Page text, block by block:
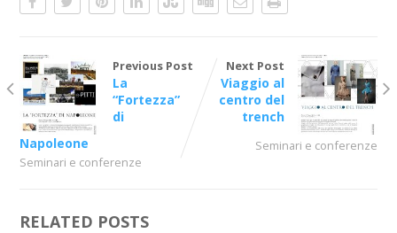
Previous Post
La
“Fortezza”
di
Napoleone
Seminari e conferenze
Next Post
Viaggio al
centro del
trench
Seminari e conferenze
RELATED POSTS